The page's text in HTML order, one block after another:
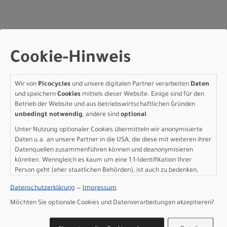
TT Disc Module - FACT 11r
Carbon Gloss Glacial
Metallic / Red To Gold
Pearl Edge Fade / Metallic
White Silver S
Modelljahr 2025
Lieferbar in ca. 5-8 Werktagen
Art.Nr. 77425-0102
Farbe: Gloss Glacial Metallic / Red To Gold Pearl Edge Fade
pro Stück (inkl. MwSt. zzgl.Versandkosten für
Cookie-Hinweis
Wir von Picocycles und unsere digitalen Partner verarbeiten Daten
und speichern Cookies mittels dieser Website. Einige sind für den
Betrieb der Website und aus betriebswirtschaftlichen Gründen
unbedingt notwendig, andere sind optional.
Unter Nutzung optionaler Cookies übermitteln wir anonymisierte
Daten u.a. an unsere Partner in die USA, die diese mit weiteren ihrer
Datenquellen zusammenführen können und deanonymisieren
könnten. Wenngleich es kaum um eine 1:1-Identifikation Ihrer
Person geht (eher staatlichen Behörden), ist auch zu bedenken,
sind wie bei uns in der Europäischen Union.
Datenschutzerklärung — Impressum
Möchten Sie optionale Cookies und Datenverarbeitungen akzeptieren?